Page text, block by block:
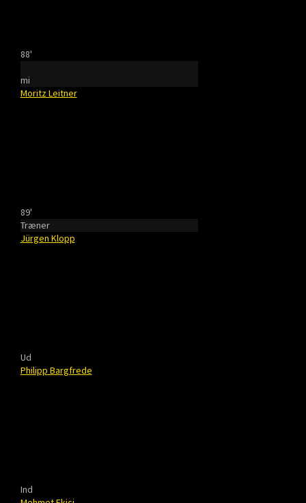
88'
mi
Moritz Leitner
89'
Træner
Jürgen Klopp
Ud
Philipp Bargfrede
Ind